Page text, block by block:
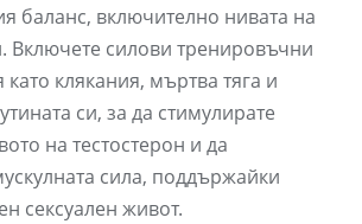
баланс, включително нивата на
Включете силови тренировъчни
клякания, мъртва тяга и
си, за да стимулирате
на тестостерон и да
сила, поддържайки
сексуален живот.